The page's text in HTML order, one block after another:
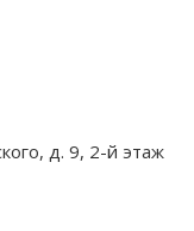
д. 9, 2-й этаж